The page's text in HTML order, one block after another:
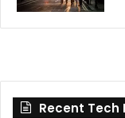
Recent Tech